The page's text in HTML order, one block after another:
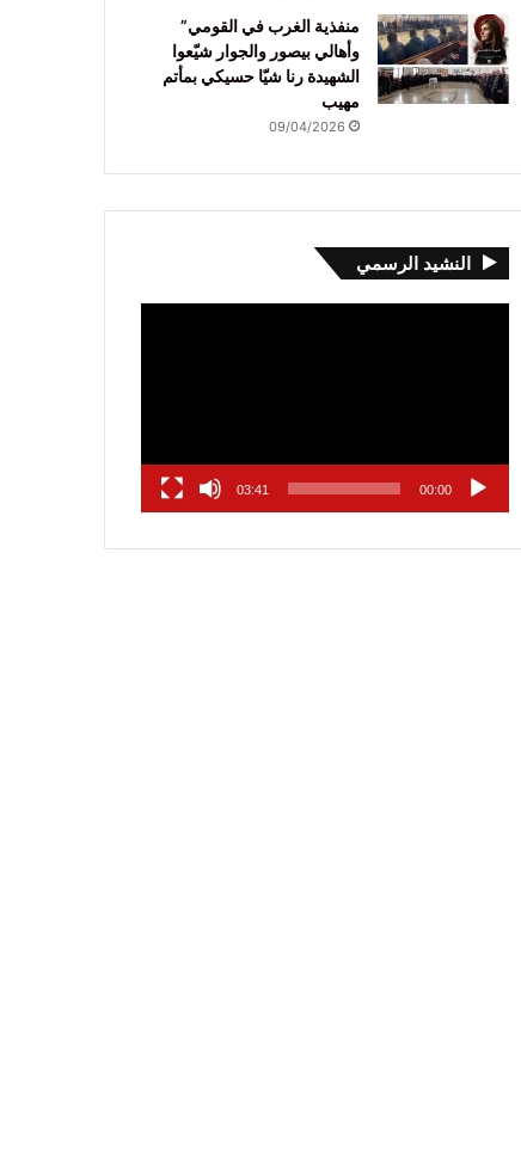
منفذية الغرب في القومي”
وأهالي بيصور والجوار شيّعوا
الشهيدة رنا شيّا حسيكي بمأتم
مهيب
09/04/2026
النشيد الرسمي
00:00
03:41